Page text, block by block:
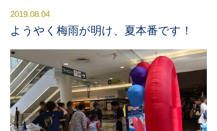
2019.08.04
ようやく梅雨が明け、夏本番です！